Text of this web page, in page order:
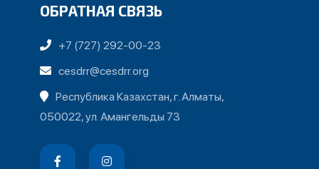
ОБРАТНАЯ СВЯЗЬ
+7 (727) 292-00-23
cesdrr@cesdrr.org
Республика Казахстан, г. Алматы,
050022, ул. Амангельды 73